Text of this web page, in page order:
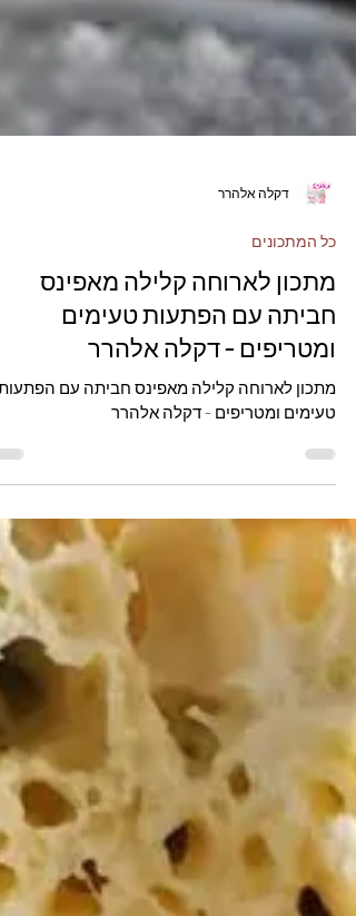
דקלה אלהרר
כל המתכונים
מתכון לארוחה קלילה מאפינס
חביתה עם הפתעות טעימים
ומטריפים - דקלה אלהרר
טעימים ומטריפים - דקלה אלהרר